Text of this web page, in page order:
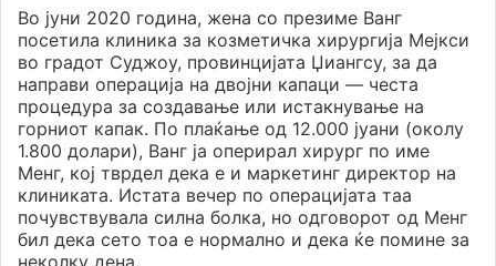
Во јуни 2020 година, жена со презиме Ванг
посетила клиника за козметичка хирургија Мејкси
во градот Суджоу, провинцијата Џиангсу, за да
направи операција на двојни капаци — честа
процедура за создавање или истакнување на
горниот капак. По плаќање од 12.000 јуани (околу
1.800 долари), Ванг ја оперирал хирург по име
Менг, кој тврдел дека е и маркетинг директор на
клиниката. Истата вечер по операцијата таа
почувствувала силна болка, но одговорот од Менг
бил дека сето тоа е нормално и дека ќе помине за